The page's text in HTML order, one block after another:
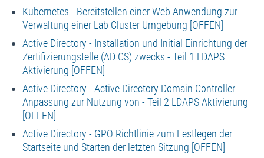
Kubernetes - Bereitstellen einer Web Anwendung zur
Verwaltung einer Lab Cluster Umgebung [OFFEN]
Active Directory - Installation und Initial Einrichtung der
Zertifizierungstelle (AD CS) zwecks - Teil 1 LDAPS
Aktivierung [OFFEN]
Active Directory - Active Directory Domain Controller
Anpassung zur Nutzung von - Teil 2 LDAPS Aktivierung
[OFFEN]
Active Directory - GPO Richtlinie zum Festlegen der
Startseite und Starten der letzten Sitzung [OFFEN]